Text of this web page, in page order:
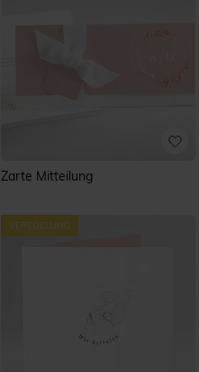
Zarte Mitteilung